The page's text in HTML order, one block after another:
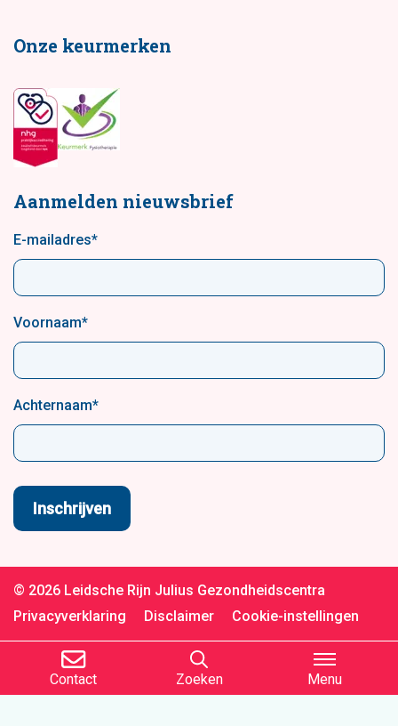
Onze keurmerken
Aanmelden nieuwsbrief
E-mailadres*
Voornaam*
Achternaam*
© 2026 Leidsche Rijn Julius Gezondheidscentra
Privacyverklaring
Disclaimer Cookie-instellingen
Contact Zoeken Menu